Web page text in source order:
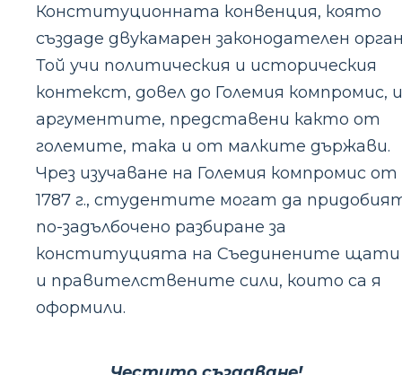
Конституционната конвенция, която
създаде двукамарен законодателен
Той учи политическия и историческия
контекст, довел до Големия компромис, и
аргументите, представени както от
големите, така и от малките държави.
Чрез изучаване на Големия компромис от
1787 г., студентите могат да
по-задълбочено разбиране за
конституцията на Съединените щати
и правителствените сили, които са я
оформили.